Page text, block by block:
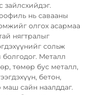
зайлсхийдэг.
нь савааны
олгох асармаа
нягтралыг
сольж
Металл
төмөр бус металл,
бетон,
сайн наалддаг.